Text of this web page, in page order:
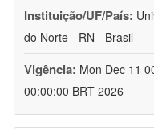
Instituição/UF/País:
do Norte - RN - Brasil
Vigência: Mon Dec 11
00:00:00 BRT 2026